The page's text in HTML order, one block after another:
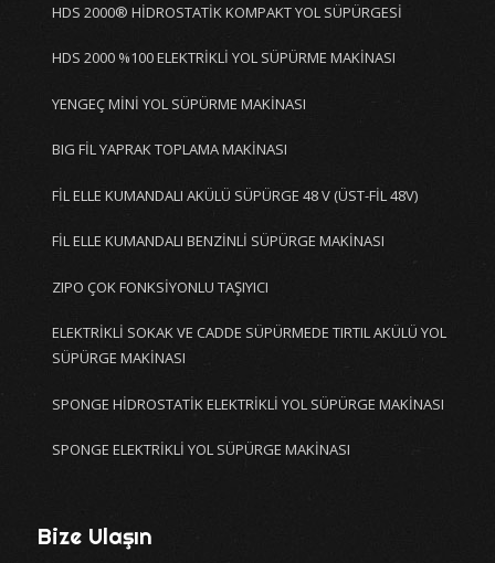
HDS 2000® HİDROSTATİK KOMPAKT YOL SÜPÜRGESİ
HDS 2000 %100 ELEKTRİKLİ YOL SÜPÜRME MAKİNASI
YENGEÇ MİNİ YOL SÜPÜRME MAKİNASI
BIG FİL YAPRAK TOPLAMA MAKİNASI
FİL ELLE KUMANDALI AKÜLÜ SÜPÜRGE 48 V (ÜST-FİL 48V)
FİL ELLE KUMANDALI BENZİNLİ SÜPÜRGE MAKİNASI
ZIPO ÇOK FONKSİYONLU TAŞIYICI
ELEKTRİKLİ SOKAK VE CADDE SÜPÜRMEDE TIRTIL AKÜLÜ YOL
SÜPÜRGE MAKİNASI
SPONGE HİDROSTATİK ELEKTRİKLİ YOL SÜPÜRGE MAKİNASI
SPONGE ELEKTRİKLİ YOL SÜPÜRGE MAKİNASI
Bize Ulaşın